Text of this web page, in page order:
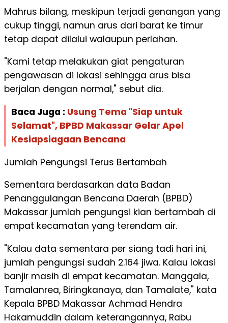
Mahrus bilang, meskipun terjadi genangan yang
cukup tinggi, namun arus dari barat ke timur
tetap dapat dilalui walaupun perlahan.
"Kami tetap melakukan giat pengaturan
pengawasan di lokasi sehingga arus bisa
berjalan dengan normal," sebut dia.
Baca Juga : Usung Tema "Siap untuk
Selamat", BPBD Makassar Gelar Apel
Kesiapsiagaan Bencana
Jumlah Pengungsi Terus Bertambah
Sementara berdasarkan data Badan
Penanggulangan Bencana Daerah (BPBD)
Makassar jumlah pengungsi kian bertambah di
empat kecamatan yang terendam air.
"Kalau data sementara per siang tadi hari ini,
jumlah pengungsi sudah 2.164 jiwa. Kalau lokasi
banjir masih di empat kecamatan. Manggala,
Tamalanrea, Biringkanaya, dan Tamalate," kata
Kepala BPBD Makassar Achmad Hendra
Hakamuddin dalam keterangannya, Rabu